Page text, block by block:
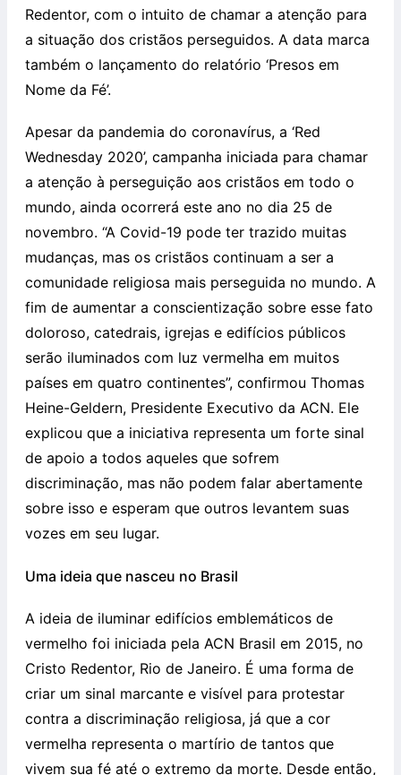
Redentor, com o intuito de chamar a atenção para
a situação dos cristãos perseguidos. A data marca
também o lançamento do relatório ‘Presos em
Nome da Fé’.
Apesar da pandemia do coronavírus, a ‘Red
Wednesday 2020’, campanha iniciada para chamar
a atenção à perseguição aos cristãos em todo o
mundo, ainda ocorrerá este ano no dia 25 de
novembro. “A Covid-19 pode ter trazido muitas
mudanças, mas os cristãos continuam a ser a
comunidade religiosa mais perseguida no mundo. A
fim de aumentar a conscientização sobre esse fato
doloroso, catedrais, igrejas e edifícios públicos
serão iluminados com luz vermelha em muitos
países em quatro continentes”, confirmou Thomas
Heine-Geldern, Presidente Executivo da ACN. Ele
explicou que a iniciativa representa um forte sinal
de apoio a todos aqueles que sofrem
discriminação, mas não podem falar abertamente
sobre isso e esperam que outros levantem suas
vozes em seu lugar.
Uma ideia que nasceu no Brasil
A ideia de iluminar edifícios emblemáticos de
vermelho foi iniciada pela ACN Brasil em 2015, no
Cristo Redentor, Rio de Janeiro. É uma forma de
criar um sinal marcante e visível para protestar
contra a discriminação religiosa, já que a cor
vermelha representa o martírio de tantos que
vivem sua fé até o extremo da morte. Desde então,